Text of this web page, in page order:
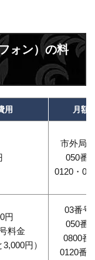
ォン）の料
用 月額
市外局
050番
0120・
円
料金
3,000円）
03番号
050番
0800番
0120番